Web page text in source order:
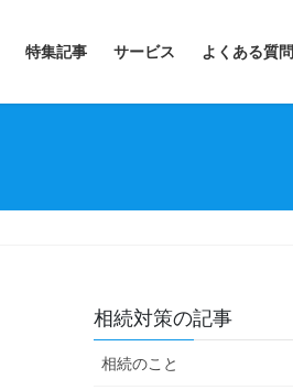
特集記事 サービス よくある質問
相続対策の記事
相続のこと